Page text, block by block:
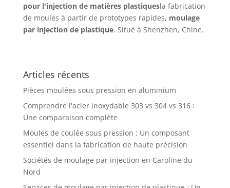
pour l'injection de matières plastiquesla fabrication
de moules à partir de prototypes rapides, moulage
par injection de plastique. Situé à Shenzhen, Chine.
Articles récents
Pièces moulées sous pression en aluminium
Comprendre l'acier inoxydable 303 vs 304 vs 316 :
Une comparaison complète
Moules de coulée sous pression : Un composant
essentiel dans la fabrication de haute précision
Sociétés de moulage par injection en Caroline du
Nord